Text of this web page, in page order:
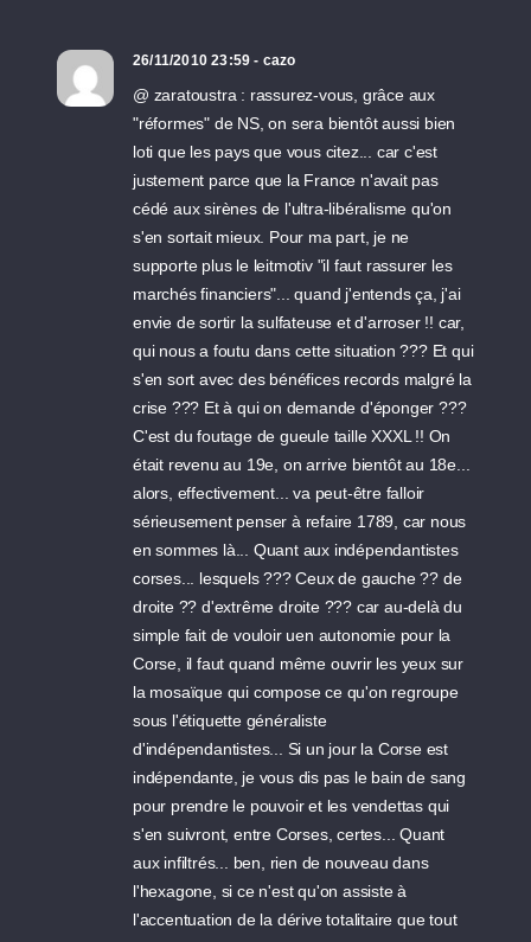
26/11/2010 23:59 - cazo
@ zaratoustra : rassurez-vous, grâce aux
"réformes" de NS, on sera bientôt aussi bien
loti que les pays que vous citez... car c'est
justement parce que la France n'avait pas
cédé aux sirènes de l'ultra-libéralisme qu'on
s'en sortait mieux. Pour ma part, je ne
supporte plus le leitmotiv "il faut rassurer les
marchés financiers"... quand j'entends ça, j'ai
envie de sortir la sulfateuse et d'arroser !! car,
qui nous a foutu dans cette situation ??? Et qui
s'en sort avec des bénéfices records malgré la
crise ??? Et à qui on demande d'éponger ???
C'est du foutage de gueule taille XXXL !! On
était revenu au 19e, on arrive bientôt au 18e...
alors, effectivement... va peut-être falloir
sérieusement penser à refaire 1789, car nous
en sommes là... Quant aux indépendantistes
corses... lesquels ??? Ceux de gauche ?? de
droite ?? d'extrême droite ??? car au-delà du
simple fait de vouloir uen autonomie pour la
Corse, il faut quand même ouvrir les yeux sur
la mosaïque qui compose ce qu'on regroupe
sous l'étiquette généraliste
d'indépendantistes... Si un jour la Corse est
indépendante, je vous dis pas le bain de sang
pour prendre le pouvoir et les vendettas qui
s'en suivront, entre Corses, certes... Quant
aux infiltrés... ben, rien de nouveau dans
l'hexagone, si ce n'est qu'on assiste à
l'accentuation de la dérive totalitaire que tout